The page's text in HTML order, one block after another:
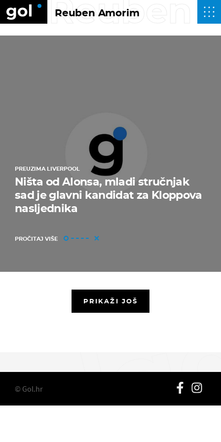
Reuben Amorim
Reuben
PREUZIMA LIVERPOOL
Ništa od Alonsa, mladi stručnjak
sad je glavni kandidat za Kloppova
nasljednika
PROČITAJ VIŠE
PRIKAŽI JOŠ
© Gol.hr